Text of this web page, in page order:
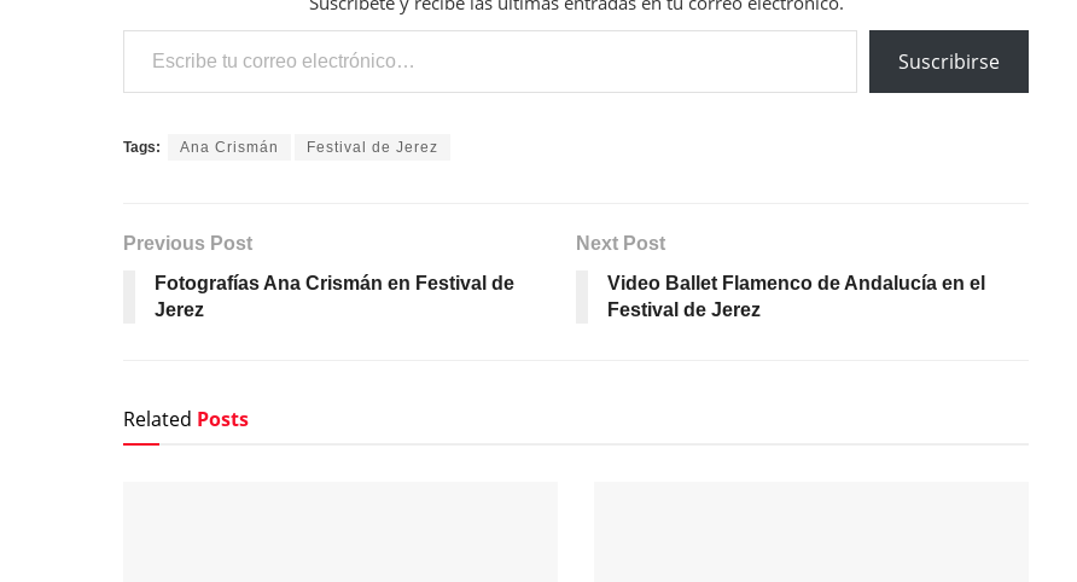
Escribe tu correo electrónico…
Suscribirse
Tags: Ana Crismán Festival de Jerez
Previous Post
Fotografías Ana Crismán en Festival de
Jerez
Next Post
Video Ballet Flamenco de Andalucía en el
Festival de Jerez
Related Posts